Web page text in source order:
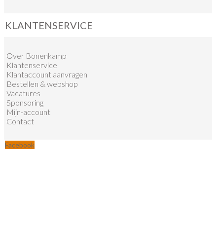
KLANTENSERVICE
Over Bonenkamp
Klantenservice
Klantaccount aanvragen
Bestellen & webshop
Vacatures
Sponsoring
Mijn-account
Contact
Facebook